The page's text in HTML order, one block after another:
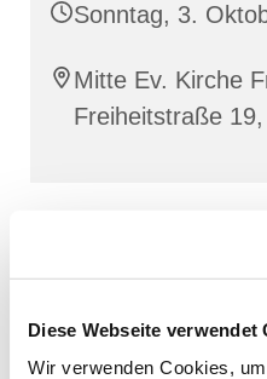
Diese Webseite verwendet
Wir verwenden Cookies,
Sonntag, 3.
Mitte Ev. Kirche
Freiheitstraße